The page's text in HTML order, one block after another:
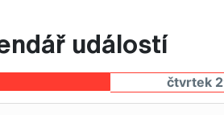
událostí
čtvrtek